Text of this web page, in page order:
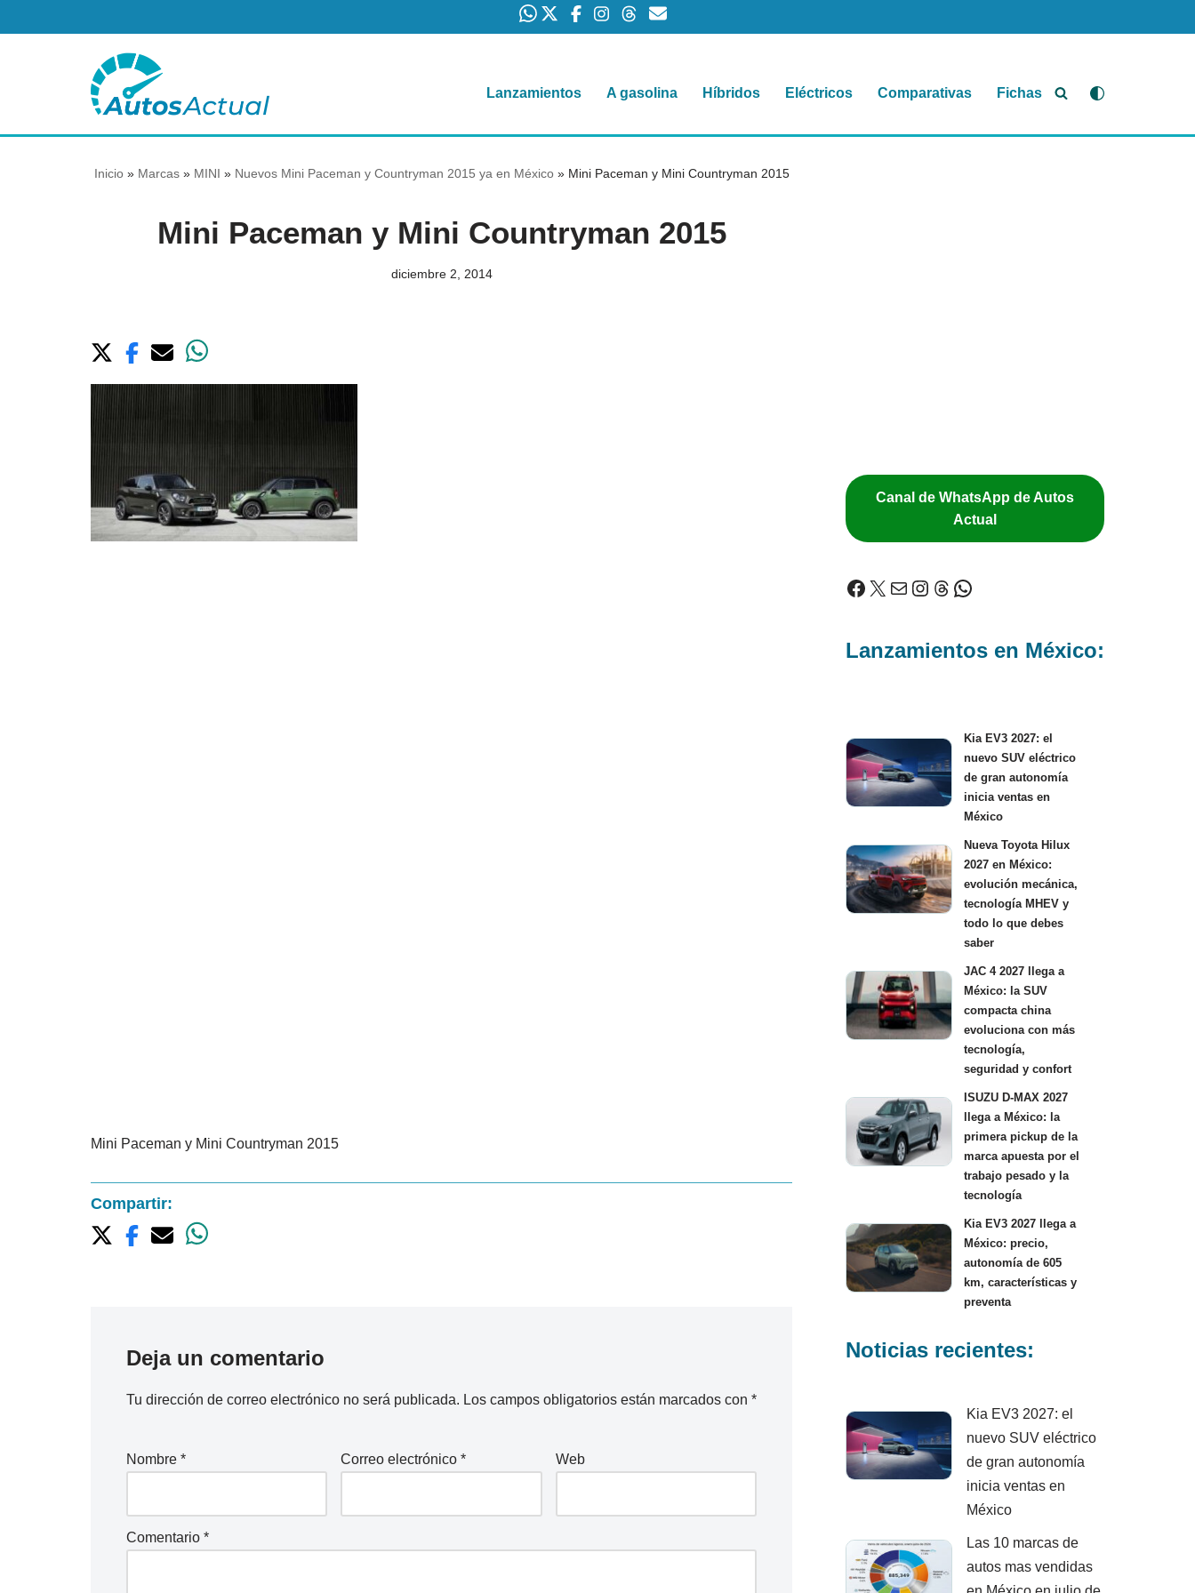
contenido
Lanzamientos A gasolina Híbridos Eléctricos Comparativas Fichas
Inicio» Marcas» MINI » Nuevos Mini Paceman y Countryman 2015 ya en México» Mini Paceman y Mini Countryman 2015
Mini Paceman y Mini Countryman 2015
diciembre 2, 2014
Mini Paceman y Mini Countryman 2015
Compartir:
Deja un comentario
Tu dirección de correo electrónico no será publicada. Los campos obligatorios están marcados con *
Nombre * Correo electrónico* Web
Comentario *
Canal de WhatsApp de Autos
Actual
Lanzamientos en México:
Kia EV3 2027: el
nuevo SUV eléctrico
de gran autonomía
inicia ventas en
México
Nueva Toyota Hilux
2027 en México:
evolución mecánica,
tecnología MHEV y
todo lo que debes
saber
JAC 4 2027 llega a
México: la SUV
compacta china
evoluciona con más
tecnología,
seguridad y confort
ISUZU D-MAX 2027
llega a México: la
primera pickup de la
marca apuesta por el
trabajo pesado y la
tecnología
Kia EV3 2027 llega a
México: precio,
autonomía de 605
km, características y
preventa
Noticias recientes:
Kia EV3 2027: el
nuevo SUV eléctrico
de gran autonomía
inicia ventas en
México
Las 10 marcas de
autos mas vendidas